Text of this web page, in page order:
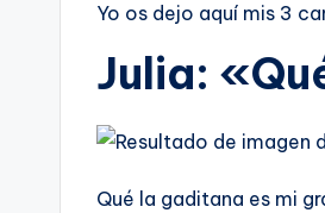
Yo os dejo aquí mis 3
Julia:
Qué la gaditana es mi